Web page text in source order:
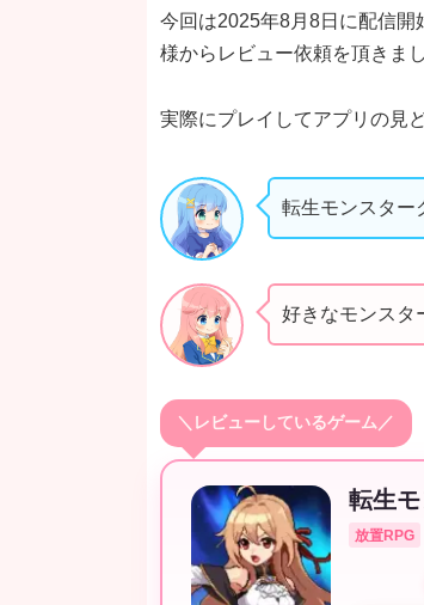
今回は2025年8月8日に配信開
様からレビュー依頼を頂きま
実際にプレイしてアプリの見
転生モンスター
好きなモンスタ
＼レビューしているゲーム／
転生
放置RPG